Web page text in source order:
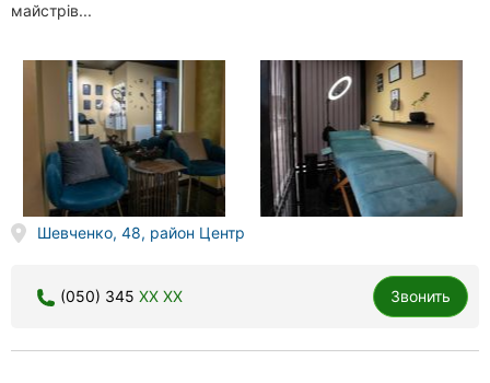
майстрів...
Шевченко, 48, район Центр
(050) 345 XX XX Звонить